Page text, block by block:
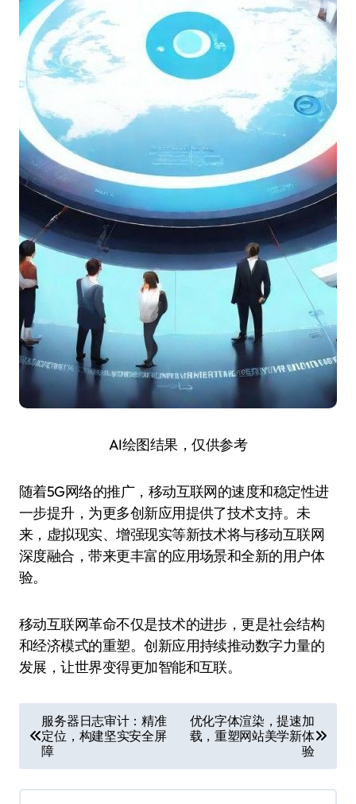
AI绘图结果，仅供参考
随着5G网络的推广，移动互联网的速度和稳定性进
一步提升，为更多创新应用提供了技术支持。未
来，虚拟现实、增强现实等新技术将与移动互联网
深度融合，带来更丰富的应用场景和全新的用户体
验。
移动互联网革命不仅是技术的进步，更是社会结构
和经济模式的重塑。创新应用持续推动数字力量的
发展，让世界变得更加智能和互联。
章
导
航
服务器日志审计：精准
定位，构建坚实安全屏
障
优化字体渲染，提速加
载，重塑网站美学新体
验